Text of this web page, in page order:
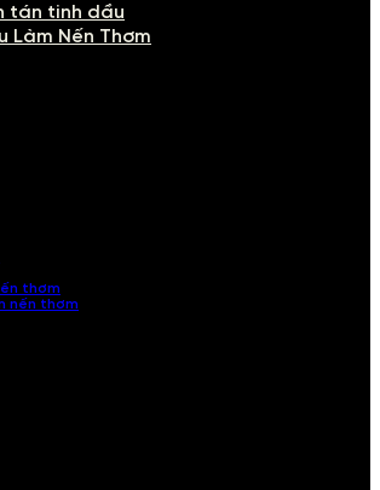
tán tinh dầu
Làm Nến Thơm
thơm
nến thơm